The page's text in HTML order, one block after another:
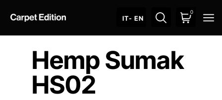
IT- EN
0
Hemp Sumak
HS02